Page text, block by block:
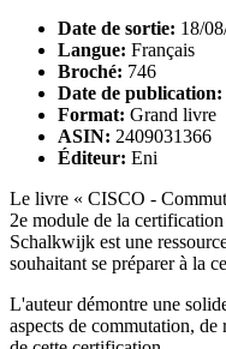
Date de sortie: 18/
Langue: Français
Broché: 746
Date de publication:
Format: Grand livre
ASIN: 2409031366
Éditeur: Eni
Le livre « CISCO -
2e module de la
Schalkwijk est une
souhaitant se préparer à la
L'auteur démontre une
aspects de commutation,